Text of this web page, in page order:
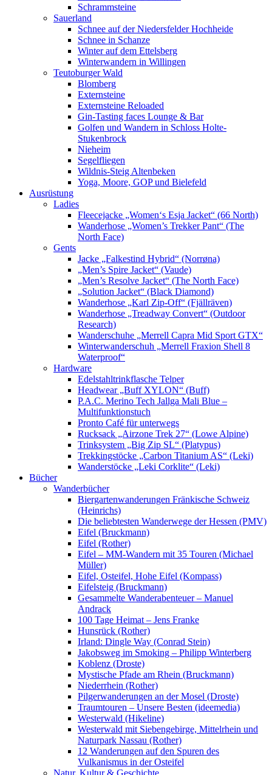
Schrammsteine
Sauerland
Schnee auf der Niedersfelder Hochheide
Schnee in Schanze
Winter auf dem Ettelsberg
Winterwandern in Willingen
Teutoburger Wald
Blomberg
Externsteine
Externsteine Reloaded
Gin-Tasting faces Lounge & Bar
Golfen und Wandern in Schloss Holte-
Stukenbrock
Nieheim
Segelfliegen
Wildnis-Steig Altenbeken
Yoga, Moore, GOP und Bielefeld
Ausrüstung
Ladies
Fleecejacke „Women‘s Esja Jacket“ (66 North)
Wanderhose „Women’s Trekker Pant“ (The
North Face)
Gents
Jacke „Falkestind Hybrid“ (Norrøna)
„Men’s Spire Jacket“ (Vaude)
„Men’s Resolve Jacket“ (The North Face)
„Solution Jacket“ (Black Diamond)
Wanderhose „Karl Zip-Off“ (Fjällräven)
Wanderhose „Treadway Convert“ (Outdoor
Research)
Wanderschuhe „Merrell Capra Mid Sport GTX“
Winterwanderschuh „Merrell Fraxion Shell 8
Waterproof“
Hardware
Edelstahltrinkflasche Telper
Headwear „Buff XYLON“ (Buff)
P.A.C. Merino Tech Jallga Mali Blue –
Multifunktionstuch
Pronto Café für unterwegs
Rucksack „Airzone Trek 27“ (Lowe Alpine)
Trinksystem „Big Zip SL“ (Platypus)
Trekkingstöcke „Carbon Titanium AS“ (Leki)
Wanderstöcke „Leki Corklite“ (Leki)
Bücher
Wanderbücher
Biergartenwanderungen Fränkische Schweiz
(Heinrichs)
Die beliebtesten Wanderwege der Hessen (PMV)
Eifel (Bruckmann)
Eifel (Rother)
Eifel – MM-Wandern mit 35 Touren (Michael
Müller)
Eifel, Osteifel, Hohe Eifel (Kompass)
Eifelsteig (Bruckmann)
Gesammelte Wanderabenteuer – Manuel
Andrack
100 Tage Heimat – Jens Franke
Hunsrück (Rother)
Irland: Dingle Way (Conrad Stein)
Jakobsweg im Smoking – Philipp Winterberg
Koblenz (Droste)
Mystische Pfade am Rhein (Bruckmann)
Niederrhein (Rother)
Pilgerwanderungen an der Mosel (Droste)
Traumtouren – Unsere Besten (ideemedia)
Westerwald (Hikeline)
Westerwald mit Siebengebirge, Mittelrhein und
Naturpark Nassau (Rother)
12 Wanderungen auf den Spuren des
Vulkanismus in der Osteifel
Natur, Kultur & Geschichte